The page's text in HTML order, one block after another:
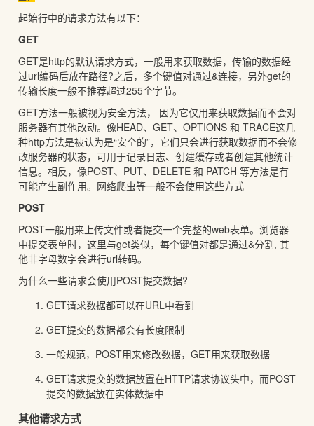
起始行中的请求方法有以下：
GET
GET是http的默认请求方式，一般用来获取数据，传输的数据经
过url编码后放在路径?之后，多个键值对通过&连接，另外get的
传输长度一般不推荐超过255个字节。
GET方法一般被视为安全方法， 因为它仅用来获取数据而不会对
服务器有其他改动。像HEAD、GET、OPTIONS 和 TRACE这几
种http方法是被认为是“安全的”，它们只会进行获取数据而不会修
改服务器的状态，可用于记录日志、创建缓存或者创建其他统计
信息。相反，像POST、PUT、DELETE 和 PATCH 等方法是有
可能产生副作用。网络爬虫等一般不会使用这些方式
POST
POST一般用来上传文件或者提交一个完整的web表单。浏览器
中提交表单时，这里与get类似，每个键值对都是通过&分割, 其
他非字母数字会进行url转码。
为什么一些请求会使用POST提交数据?
GET请求数据都可以在URL中看到
GET提交的数据都会有长度限制
一般规范，POST用来修改数据，GET用来获取数据
GET请求提交的数据放置在HTTP请求协议头中，而POST
提交的数据放在实体数据中
其他请求方式